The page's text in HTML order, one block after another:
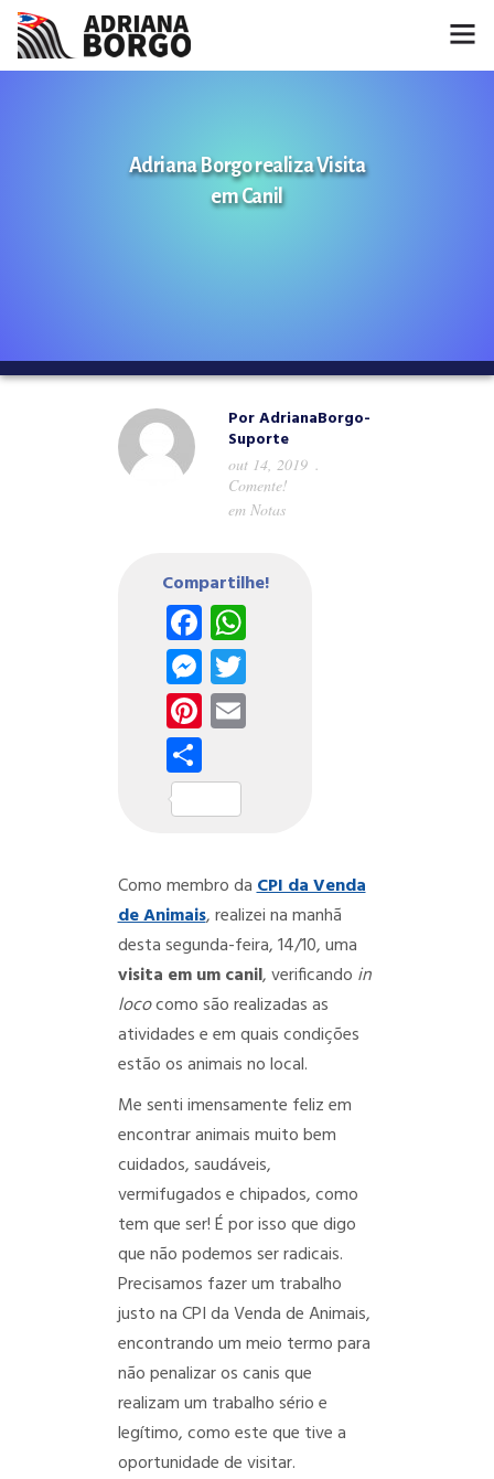
Adriana Borgo realiza Visita
em Canil
PorAdrianaBorgo-
Suporte
out 14, 2019
Comente!
em Notas
Compartilhe!
Facebook
WhatsApp
Messenger
Twitter
Pinterest
Email
Share
Como membro daCPI da Venda
de Animais, realizei na manhã
desta segunda-feira, 14/10, uma
visita em um canil, verificando in
lococomo são realizadas as
atividades e em quais condições
estão os animais no local.
Me senti imensamente feliz em
encontrar animais muito bem
cuidados, saudáveis,
vermifugados e chipados, como
tem que ser! É por isso que digo
que não podemos ser radicais.
Precisamos fazer um trabalho
justo na CPI da Venda de Animais,
encontrando um meio termo para
não penalizar os canis que
realizam um trabalho sério e
legítimo, como este que tive a
oportunidade de visitar.